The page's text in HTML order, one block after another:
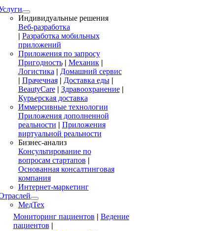
Индивидуальные решения
Веб-разработка
| Разработка мобильных
приложений
Приложения по запросу
Пригодность| Механик|
Логистика| Домашний сервис
| Прачечная | Доставка еды |
BeautyCare | Здравоохранение |
Курьерская доставка
Иммерсивные технологии
Приложения дополненной
реальности | Приложения
виртуальной реальности
Бизнес-анализ
Консультирование по
вопросам стартапов |
Основанная консалтинговая
компания
Интернет-маркетинг
МедТех
Мониторинг пациентов | Ведение
пациентов |